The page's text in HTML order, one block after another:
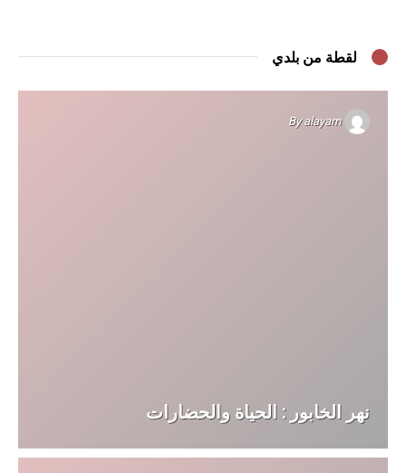
لقطة من بلدي
Byalayam
نهر الخابور : الحياة والحضارات